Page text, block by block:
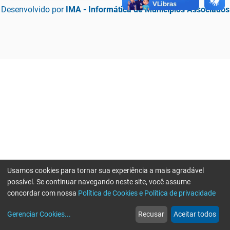
Desenvolvido por IMA - Informática de Municípios Associados
web
Notícias
more_horiz
Mais
Usamos cookies para tornar sua experiência a mais agradável
possível. Se continuar navegando neste site, você assume
concordar com nossa Política de Cookies e Política de privacidade
Gerenciar Cookies... Recusar Aceitar todos
Erro ao enviar informações, por favor tente novamente